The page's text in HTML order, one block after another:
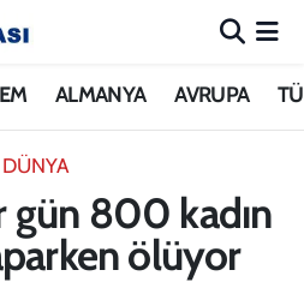
ALMANYA AVRUPA
DÜNYA
gün 800 kadın
ölüyor